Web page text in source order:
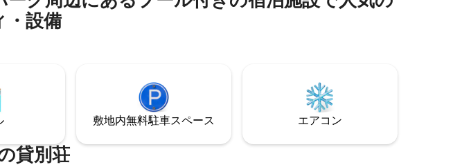
ラザでショッピングを楽しんだりする
ともできます。 楽しい一日の後は、焚
火台、家族で映画を楽しむための大き
リフォルニアキングサイズのテンピュ
ベッドがあります。
室、バスルーム3室、スイートルーム2
テーブル、ファイヤーピットで楽しんだ
り、ゲームルームで楽しんだりするのに
最適です。
・設⁠備
敷地内無料駐⁠車ス⁠ペ⁠ー⁠ス エアコン
貸別荘